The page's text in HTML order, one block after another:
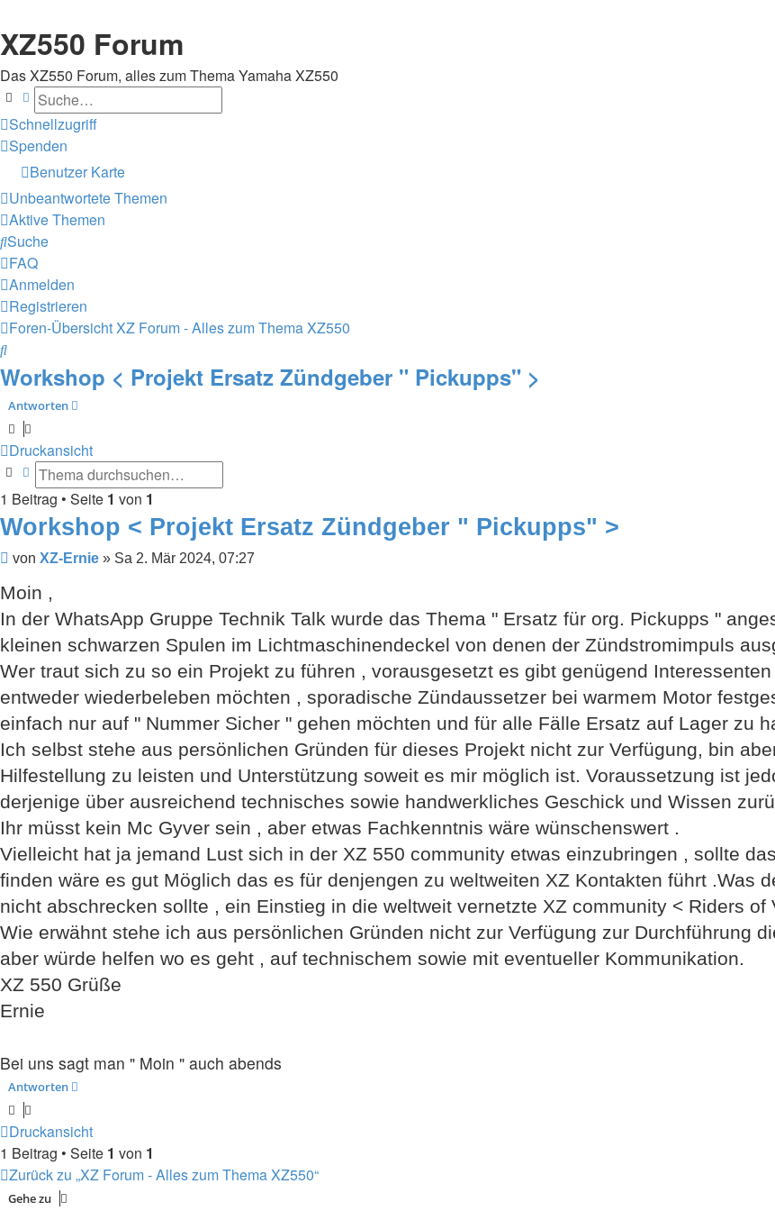
XZ550 Forum
Das XZ550 Forum, alles zum Thema Yamaha XZ550
SucheErweiterte Suche
Schnellzugriff
Spenden
Benutzer Karte
Unbeantwortete Themen
Aktive Themen
Suche
FAQ
Anmelden
Registrieren
Foren-ÜbersichtXZ Forum - Alles zum Thema XZ550
Suche
Workshop < Projekt Ersatz Zündgeber " Pickupps" >
Antworten
Druckansicht
SucheErweiterte Suche
1 Beitrag • Seite 1 von 1
Workshop < Projekt Ersatz Zündgeber " Pickupps" >
Beitrag
von XZ-Ernie » Sa 2. Mär 2024, 07:27
Moin ,
In der WhatsApp Gruppe Technik Talk wurde das Thema " Ersatz für org. Pickupps "
kleinen schwarzen Spulen im Lichtmaschinendeckel von denen der Zündstromimpuls
Wer traut sich zu so ein Projekt zu führen , vorausgesetzt es gibt genügend
entweder wiederbeleben möchten , sporadische Zündaussetzer bei warmem Motor
einfach nur auf " Nummer Sicher " gehen möchten und für alle Fälle Ersatz auf Lager zu
Ich selbst stehe aus persönlichen Gründen für dieses Projekt nicht zur Verfügung, bin
Hilfestellung zu leisten und Unterstützung soweit es mir möglich ist. Voraussetzung ist
derjenige über ausreichend technisches sowie handwerkliches Geschick und Wissen
Ihr müsst kein Mc Gyver sein , aber etwas Fachkenntnis wäre wünschenswert .
Vielleicht hat ja jemand Lust sich in der XZ 550 community etwas einzubringen , sollte
finden wäre es gut Möglich das es für denjengen zu weltweiten XZ Kontakten führt .Was
nicht abschrecken sollte , ein Einstieg in die weltweit vernetzte XZ community < Riders of
Wie erwähnt stehe ich aus persönlichen Gründen nicht zur Verfügung zur Durchführung
aber würde helfen wo es geht , auf technischem sowie mit eventueller Kommunikation.
XZ 550 Grüße
Ernie
Bei uns sagt man " Moin " auch abends
Antworten
Druckansicht
1 Beitrag • Seite 1 von 1
Zurück zu „XZ Forum - Alles zum Thema XZ550“
Gehe zu